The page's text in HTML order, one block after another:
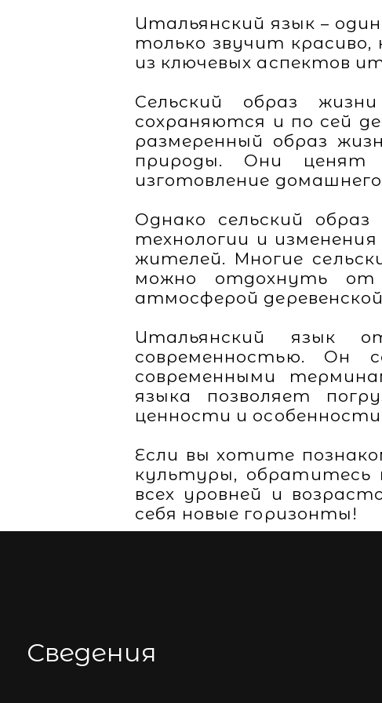
Итальянский язык –
только звучит
из ключевых аспектов
Сельский образ
сохраняются и по сей
размеренный образ
природы. Они ценят
изготовление
Однако сельский
технологии и
жителей. Многие
можно отдохнуть от
атмосферой
Итальянский язык
современностью. Он
современными
языка позволяет
ценности и
Если вы хотите
культуры, обратитесь
всех уровней и
себя новые горизонты!
Сведения